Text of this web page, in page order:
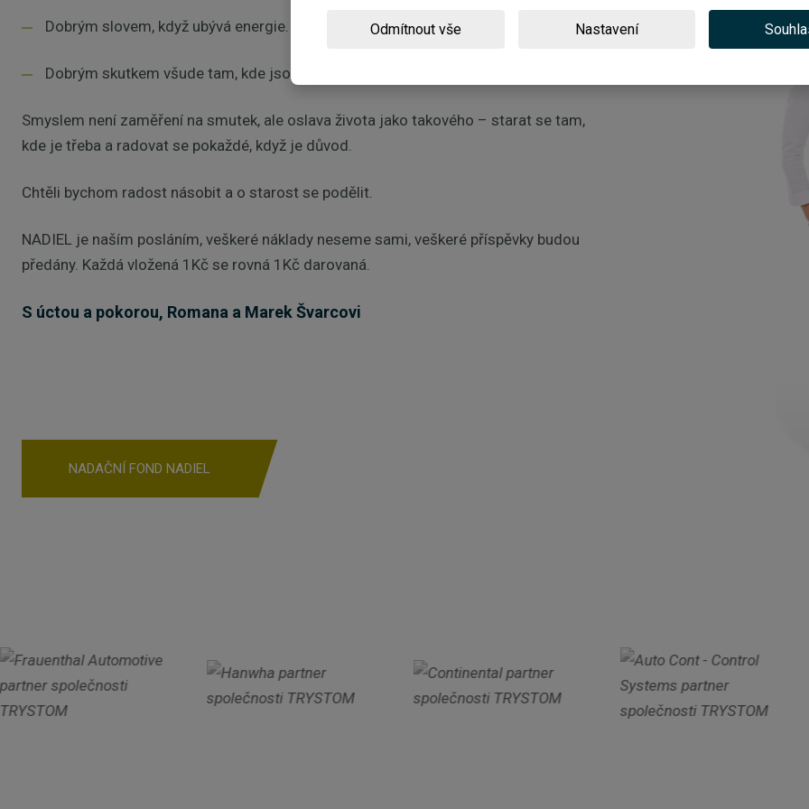
Dobrým slovem, když ubývá energie.
Dobrým skutkem všude tam, kde jsou lidé se srdcem na dlani.
Smyslem není zaměření na smutek, ale oslava života jako takového – starat se tam,
kde je třeba a radovat se pokaždé, když je důvod.
Chtěli bychom radost násobit a o starost se podělit.
NADIEL je naším posláním, veškeré náklady neseme sami, veškeré příspěvky budou
předány. Každá vložená 1Kč se rovná 1Kč darovaná.
S úctou a pokorou, Romana a Marek Švarcovi
NADAČNÍ FOND NADIEL
Odmítnout vše Nastavení